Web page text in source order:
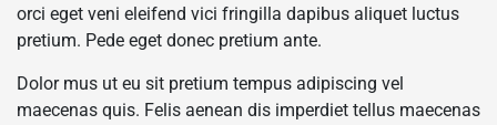
orci eget veni eleifend vici fringilla dapibus aliquet luctus
pretium. Pede eget donec pretium ante.
Dolor mus ut eu sit pretium tempus adipiscing vel
maecenas quis. Felis aenean dis imperdiet tellus maecenas